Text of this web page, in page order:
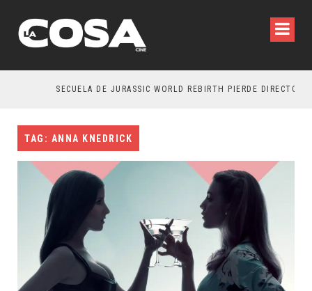
SECUELA DE JURASSIC WORLD REBIRTH PIERDE DIRECTOR
TAG: ANNA KNEDRICK